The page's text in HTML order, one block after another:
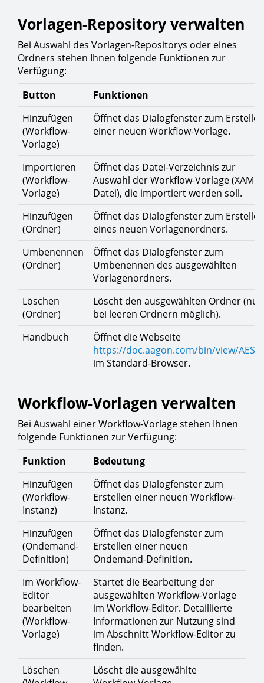
Vorlagen-Repository verwalten
Bei Auswahl des Vorlagen-Repositorys oder eines
Ordners stehen Ihnen folgende Funktionen zur
Verfügung:
Button
Funktionen
Hinzufügen
(Workflow-
Vorlage)
Öffnet das Dialogfenster zum Erstellen
einer neuen Workflow-Vorlage.
Importieren
(Workflow-
Vorlage)
Öffnet das Datei-Verzeichnis zur
Auswahl der Workflow-Vorlage (XAML-
Datei), die importiert werden soll.
Hinzufügen
(Ordner)
Öffnet das Dialogfenster zum Erstellen
eines neuen Vorlagenordners.
Umbenennen
(Ordner)
Öffnet das Dialogfenster zum
Umbenennen des ausgewählten
Vorlagenordners.
Löschen
(Ordner)
Löscht den ausgewählten Ordner (nur
bei leeren Ordnern möglich).
Handbuch
Öffnet die Webseite
https://doc.aagon.com/bin/view/AESB
im Standard-Browser.
Workflow-Vorlagen verwalten
Bei Auswahl einer Workflow-Vorlage stehen Ihnen
folgende Funktionen zur Verfügung:
Funktion
Bedeutung
Hinzufügen
(Workflow-
Instanz)
Öffnet das Dialogfenster zum
Erstellen einer neuen Workflow-
Instanz.
Hinzufügen
(Ondemand-
Definition)
Öffnet das Dialogfenster zum
Erstellen einer neuen
Ondemand-Definition.
Im Workflow-
Editor
bearbeiten
(Workflow-
Vorlage)
Startet die Bearbeitung der
ausgewählten Workflow-Vorlage
im Workflow-Editor. Detaillierte
Informationen zur Nutzung sind
im Abschnitt Workflow-Editor zu
finden.
Löschen
Löscht die ausgewählte